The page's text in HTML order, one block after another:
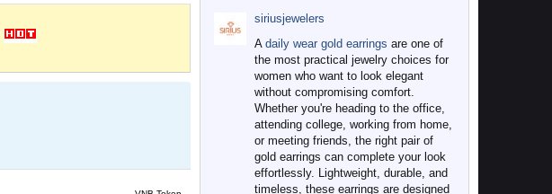
siriusjewelers
A daily wear gold earrings are one of
the most practical jewelry choices for
women who want to look elegant
without compromising comfort.
Whether you're heading to the office,
attending college, working from home,
or meeting friends, the right pair of
gold earrings can complete your look
effortlessly. Lightweight, durable, and
timeless, these earrings are designed